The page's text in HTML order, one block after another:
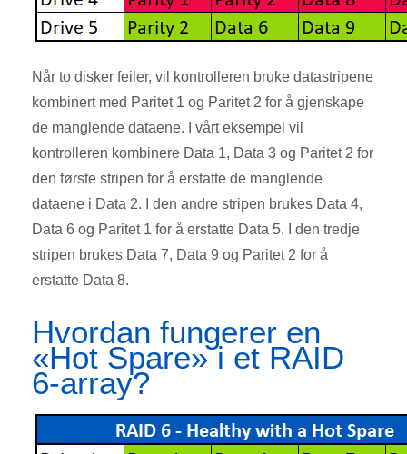
Når to disker feiler, vil kontrolleren bruke datastripene
kombinert med Paritet 1 og Paritet 2 for å gjenskape
de manglende dataene. I vårt eksempel vil
kontrolleren kombinere Data 1, Data 3 og Paritet 2 for
den første stripen for å erstatte de manglende
dataene i Data 2. I den andre stripen brukes Data 4,
Data 6 og Paritet 1 for å erstatte Data 5. I den tredje
stripen brukes Data 7, Data 9 og Paritet 2 for å
erstatte Data 8.
Hvordan fungerer en
«Hot Spare» i et RAID
6-array?